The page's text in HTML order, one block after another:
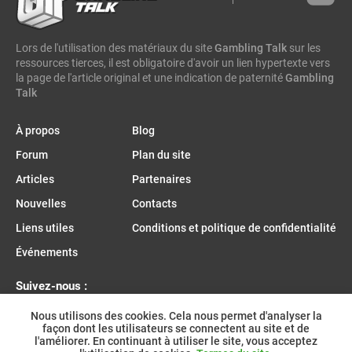
somalia
south sudan
wicked games
caleta gaming
evenbet novusbet ngm game
kendoo
enjoy gaming
Lors de l'utilisation des matériaux du siteGambling Talk sur les
ressources tierces, il est obligatoire d'avoir un lien hypertexte vers
la page de l'article original et une indication de paternitéGambling
Talk
À propos
Forum
Articles
Nouvelles
Liens utiles
Événements
Blog
Plan du site
Partenaires
Contacts
Conditions et politique de confidentialité
Suivez-nous :
Nous utilisons des cookies. Cela nous permet d'analyser la
façon dont les utilisateurs se connectent au site et de
l'améliorer. En continuant à utiliser le site, vous acceptez